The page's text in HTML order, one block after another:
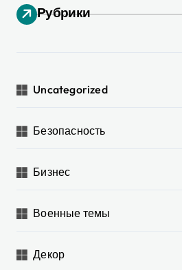
Рубрики
Uncategorized
Безопасность
Бизнес
Военные темы
Декор